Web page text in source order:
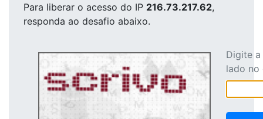
Para liberar o acesso do IP 216.73.217.62,
responda ao desafio abaixo.
Digite
lado no